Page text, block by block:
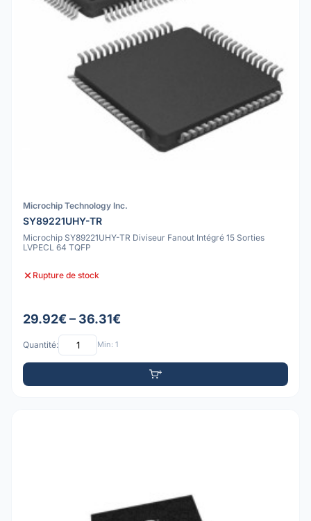
Microchip Technology Inc.
SY89221UHY-TR
Microchip SY89221UHY-TR Diviseur Fanout Intégré 15 Sorties
LVPECL 64 TQFP
Rupture de stock
29.92€ – 36.31€
Quantité: Min: 1